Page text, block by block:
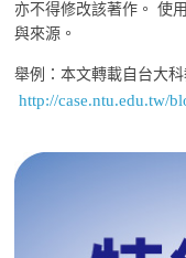
亦不得修改該著作。 使
與來源。
舉例：本文轉載自台大
http://case.ntu.edu.tw/